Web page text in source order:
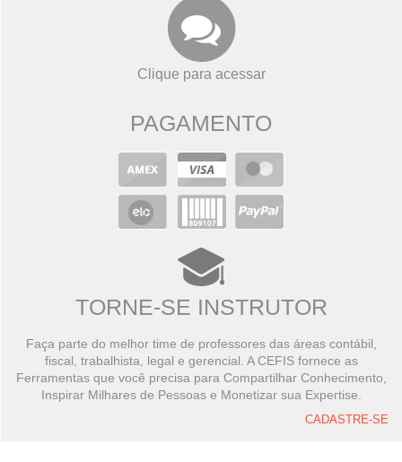
Clique para acessar
PAGAMENTO
TORNE-SE INSTRUTOR
Faça parte do melhor time de professores das áreas contábil,
fiscal, trabalhista, legal e gerencial. A CEFIS fornece as
Ferramentas que você precisa para Compartilhar Conhecimento,
Inspirar Milhares de Pessoas e Monetizar sua Expertise.
CADASTRE-SE